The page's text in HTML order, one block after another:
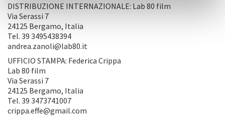
DISTRIBUZIONE INTERNAZIONALE: Lab 80 film
Via Serassi 7
24125 Bergamo, Italia
Tel. 39 3495438394
andrea.zanoli@lab80.it
UFFICIO STAMPA: Federica Crippa
Lab 80 film
Via Serassi 7
24125 Bergamo, Italia
Tel. 39 3473741007
crippa.effe@gmail.com